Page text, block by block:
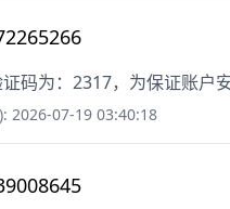
证码为：2317，为保证账户
2026-07-19 03:40:18